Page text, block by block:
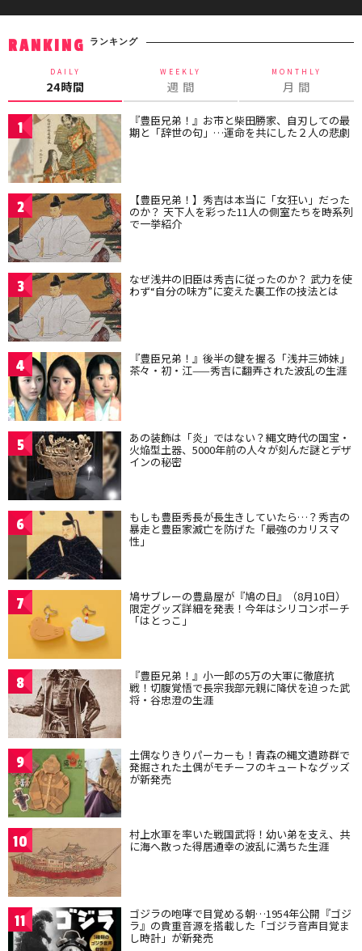
RANKING ランキング
DAILY
24時間
WEEKLY
週 間
MONTHLY
月 間
1 『豊臣兄弟！』お市と柴田勝家、自刃しての最
期と「辞世の句」…運命を共にした２人の悲劇
2 【豊臣兄弟！】秀吉は本当に「女狂い」だった
のか？ 天下人を彩った11人の側室たちを時系列
で一挙紹介
3 なぜ浅井の旧臣は秀吉に従ったのか？ 武力を使
わず“自分の味方”に変えた裏工作の技法とは
4 『豊臣兄弟！』後半の鍵を握る「浅井三姉妹」
茶々・初・江——秀吉に翻弄された波乱の生涯
5 あの装飾は「炎」ではない？縄文時代の国宝・
火焔型土器、5000年前の人々が刻んだ謎とデザ
インの秘密
6 もしも豊臣秀長が長生きしていたら…？秀吉の
暴走と豊臣家滅亡を防げた「最強のカリスマ
性」
7 鳩サブレーの豊島屋が『鳩の日』（8月10日）
限定グッズ詳細を発表！今年はシリコンポーチ
「はとっこ」
8 『豊臣兄弟！』小一郎の5万の大軍に徹底抗
戦！切腹覚悟で長宗我部元親に降伏を迫った武
将・谷忠澄の生涯
9 土偶なりきりパーカーも！青森の縄文遺跡群で
発掘された土偶がモチーフのキュートなグッズ
が新発売
10 村上水軍を率いた戦国武将！幼い弟を支え、共
に海へ散った得居通幸の波乱に満ちた生涯
11 ゴジラの咆哮で目覚める朝…1954年公開『ゴジ
ラ』の貴重音源を搭載した「ゴジラ音声目覚ま
し時計」が新発売